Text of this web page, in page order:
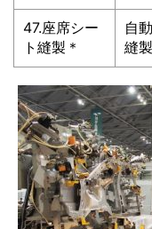
47.座席シー
ト縫製＊
自
縫製